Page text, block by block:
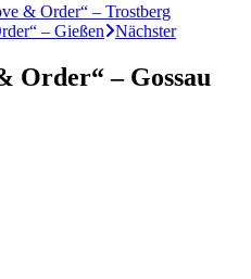
& Order“ – Trostberg
– Gießen Nächster
Order“ – Gossau